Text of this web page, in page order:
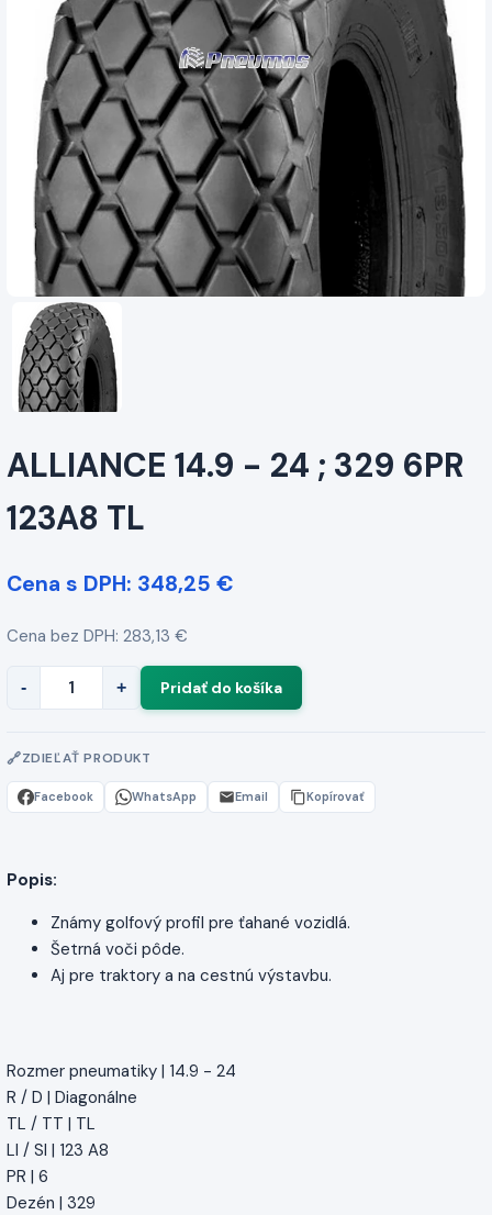
ALLIANCE 14.9 - 24 ; 329 6PR
123A8 TL
Cena s DPH: 348,25 €
Cena bez DPH: 283,13 €
- +
ZDIEĽAŤ PRODUKT
Facebook WhatsApp Email Kopírovať
Popis:
Známy golfový profil pre ťahané vozidlá.
Šetrná voči pôde.
Aj pre traktory a na cestnú výstavbu.
Rozmer pneumatiky | 14.9 - 24
R / D | Diagonálne
TL / TT | TL
LI / SI | 123 A8
PR | 6
Dezén | 329